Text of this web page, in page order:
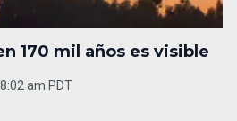
170 mil años es visible
am PDT